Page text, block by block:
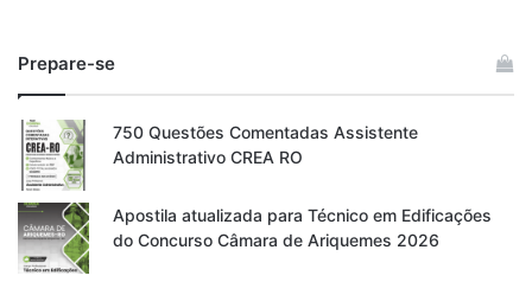
Prepare-se
750 Questões Comentadas Assistente
Administrativo CREA RO
Apostila atualizada para Técnico em Edificações
do Concurso Câmara de Ariquemes 2026